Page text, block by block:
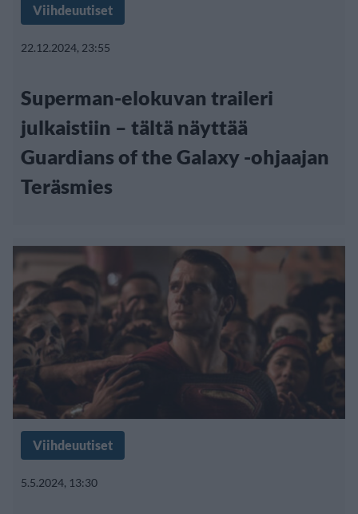
Viihdeuutiset
22.12.2024, 23:55
Superman-elokuvan traileri
julkaistiin – tältä näyttää
Guardians of the Galaxy -ohjaajan
Teräsmies
Viihdeuutiset
5.5.2024, 13:30